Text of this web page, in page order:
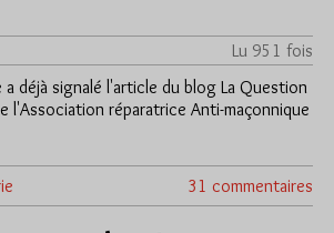
Lu 951 fois
a déjà signalé l'article du blog La Question
l'Association réparatrice Anti-maçonnique
31 commentaires